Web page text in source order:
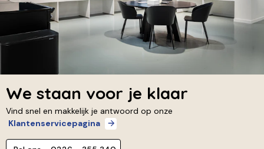
We staan voor je klaar
Vind snel en makkelijk je antwoord op onze
Klantenservicepagina